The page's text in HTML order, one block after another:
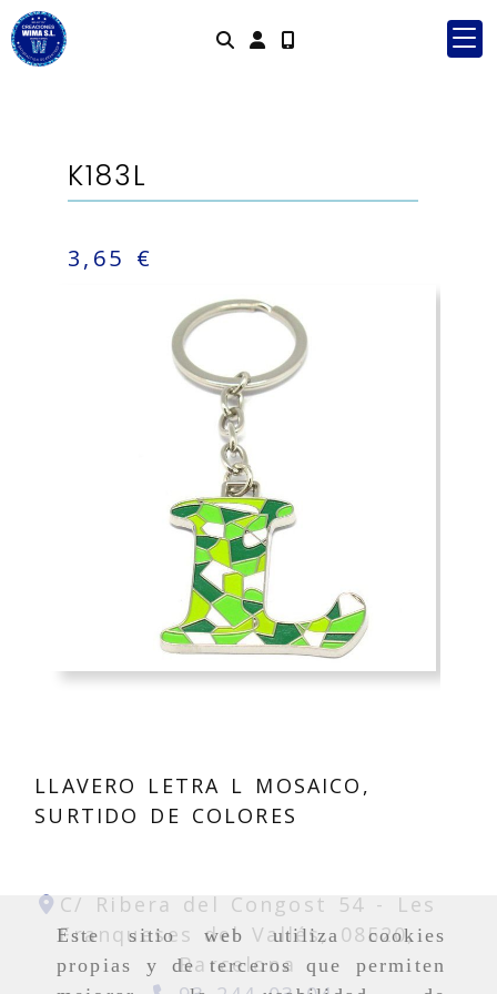
Este sitio web utiliza cookies
propias y de terceros que permiten
Identifícate
K183L
3,65 €
LLAVERO LETRA L MOSAICO,
SURTIDO DE COLORES
C/ Ribera del Congost 54 -
Les
Franqueses del Vallés, 08520,
Barcelona